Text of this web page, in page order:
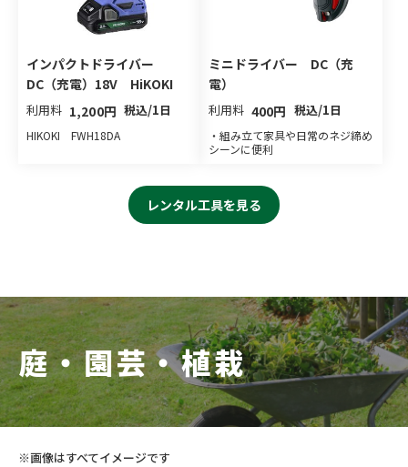
インパクトドライバー
DC（充電）18V HiKOKI
利用料 1,200円 税込/1日
HIKOKI FWH18DA
ミニドライバー DC（充
電）
利用料 400円 税込/1日
・組み立て家具や日常のネジ締め
シーンに便利
レンタル工具を見る
庭・園芸・植栽
※画像はすべてイメージです